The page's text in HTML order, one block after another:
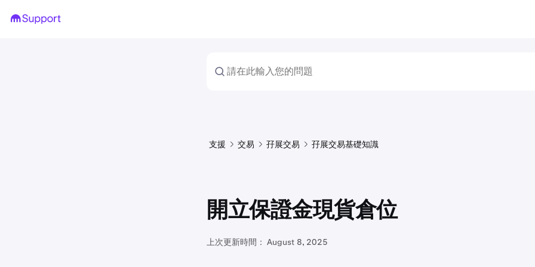
支援 交易 孖展交易 孖展交易基礎知識
開立保證金現貨倉位
上次更新時間： August 8, 2025